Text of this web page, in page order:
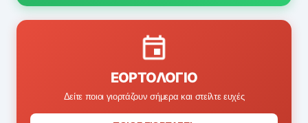
ΕΟΡΤΟΛΌΓΙΟ
Δείτε ποιοι γιορτάζουν σήμερα και στείλτε ευχές